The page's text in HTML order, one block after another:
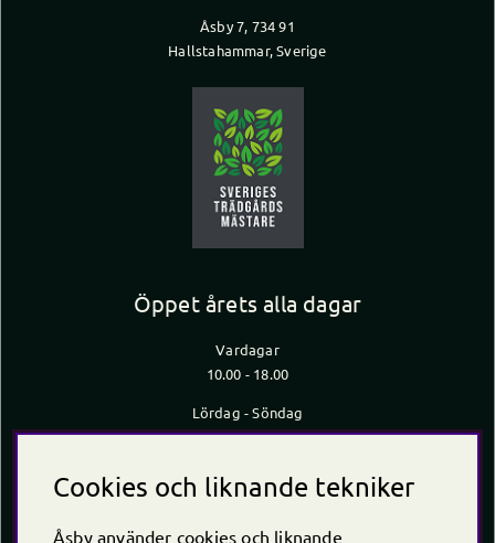
Åsby 7, 734 91
Hallstahammar, Sverige
Öppet årets alla dagar
Vardagar
10.00 - 18.00
Lördag - Söndag
10.00 - 16.00
*Caféet stänger 30 min innan butiken stänger
Cookies och liknande tekniker
Åsby använder cookies och liknande